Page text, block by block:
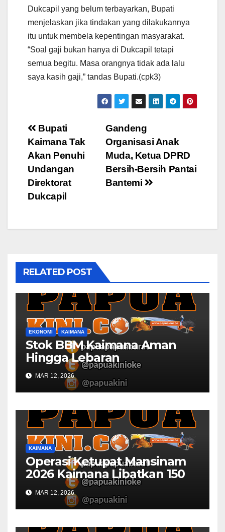
Dukcapil yang belum terbayarkan, Bupati
menjelaskan jika tindakan yang dilakukannya
itu untuk membela kepentingan masyarakat.
“Soal gaji bukan hanya di Dukcapil tetapi
semua begitu. Masa orangnya tidak ada lalu
saya kasih gaji,” tandas Bupati.(cpk3)
Post
navigation
Gandeng
Organisasi Anak
Muda, Ketua DPRD
Bersih-Bersih Pantai
Bantemi
Bupati
Kaimana Tak
Akan Penuhi
Undangan
Direktorat
Dukcapil
RELATED POST
EKONOMI KAIMANA
Stok BBM Kaimana Aman
Hingga Lebaran
MAR 12, 2026
KAIMANA
Operasi Ketupat Mansinam
2026 Kaimana Libatkan 150
Personil Gabungan
MAR 12, 2026